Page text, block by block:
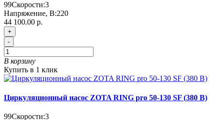
99Скорости:3
Напряжение, В:220
44 100.00 р.
+
-
В корзину
Купить в 1 клик
Циркуляционный насос ZOTA RING pro 50-130 SF (380 В)
99Скорости:3